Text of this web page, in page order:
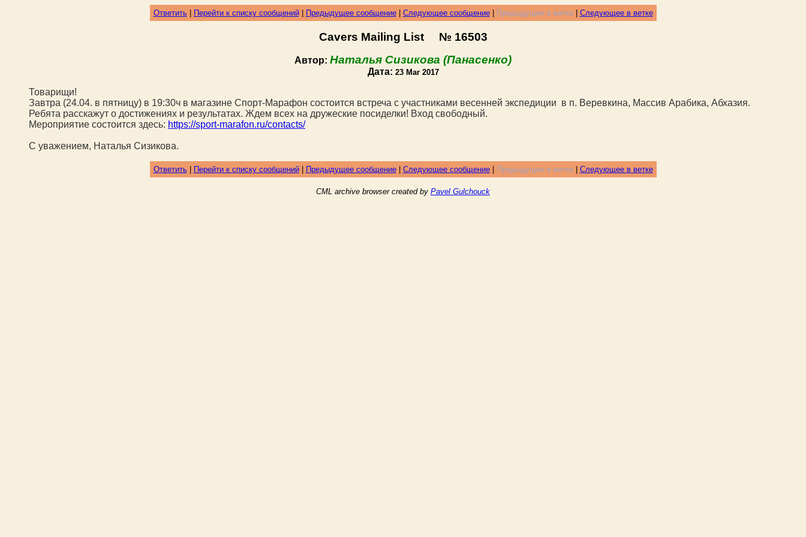
Ответить| Перейти к списку сообщений| Предыдущее сообщение| Следующее сообщение| Предыдущее в ветке| Следующее в ветке
Cavers Mailing List № 16503
Автор: Наталья Сизикова (Панасенко)
Дата: 23 Mar 2017
Товарищи!
Завтра (24.04. в пятницу) в 19:30ч в магазине Спорт-Марафон состоится встреча с участниками весенней экспедиции в п. Веревкина, Массив Арабика, Абхазия.
Ребята расскажут о достижениях и результатах. Ждем всех на дружеские посиделки! Вход свободный.
Мероприятие состоится здесь: https://sport-marafon.ru/contacts/
С уважением, Наталья Сизикова.
Ответить| Перейти к списку сообщений| Предыдущее сообщение| Следующее сообщение| Предыдущее в ветке| Следующее в ветке
CML archive browser created by Pavel Gulchouck